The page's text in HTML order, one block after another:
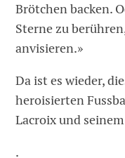
Brötchen backen.
Sterne zu
anvisieren.»
Da ist es wieder,
heroisierten
Lacroix und
.